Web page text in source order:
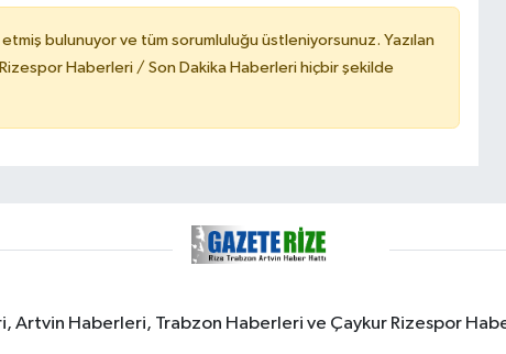
etmiş bulunuyor ve tüm sorumluluğu üstleniyorsunuz. Yazılan
Haberleri / Son Dakika Haberleri hiçbir şekilde
Artvin Haberleri, Trabzon Haberleri ve Çaykur Rizespor